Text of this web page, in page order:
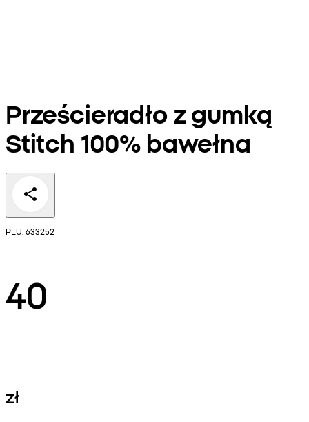
Prześcieradło z gumką
Stitch 100% bawełna
PLU: 633252
40
zł